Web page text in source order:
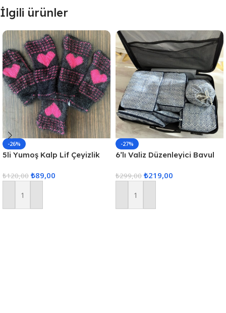
İlgili ürünler
-26%
5li Yumoş Kalp Lif Çeyizlik
₺120,00 ₺89,00
Sepete Ekle
-27%
6’lı Valiz Düzenleyici Bavul
Hurcu
₺299,00 ₺219,00
Sepete Ekle